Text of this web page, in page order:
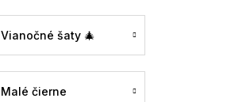
Vianočné šaty 🎄
Malé čierne